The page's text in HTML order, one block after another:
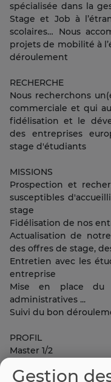
spécialisée dans la
Stage et Job à
scolaires… Nous
projets de mobilité à
déroulement
RECHERCHE
Nous recherchons
commerciale et qui
fidélisation et le
des entreprises
stage d'étudiants
MISSIONS
Prospection et
susceptibles
stage
Fidélisation de nos
Actualisation de
des offres de stage,
Entretien avec les
entreprise
Mise en place du
administratives ...
Suivi du bon
PROFIL
Master 1/2
Esprit commercial ,
Gestion